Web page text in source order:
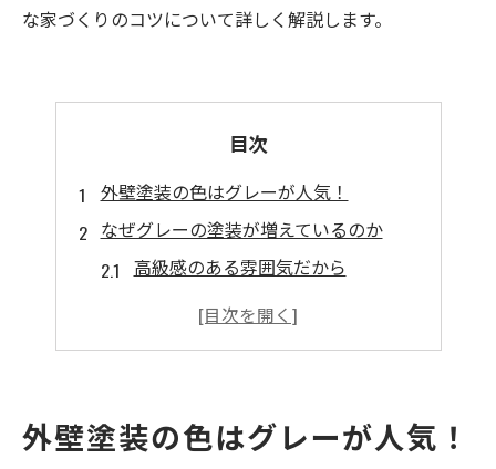
な家づくりのコツについて詳しく解説します。
目次
外壁塗装の色はグレーが人気！
なぜグレーの塗装が増えているのか
高級感のある雰囲気だから
汚れが目立ちにくいから
木目デザインを組み合わせてみる
部分カラーとのバランスを考える
外壁塗装の色はグレーが人気！